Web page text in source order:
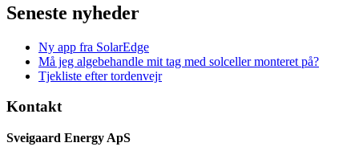
Seneste nyheder
Ny app fra SolarEdge
Må jeg algebehandle mit tag med solceller monteret på?
Tjekliste efter tordenvejr
Kontakt
Sveigaard Energy ApS